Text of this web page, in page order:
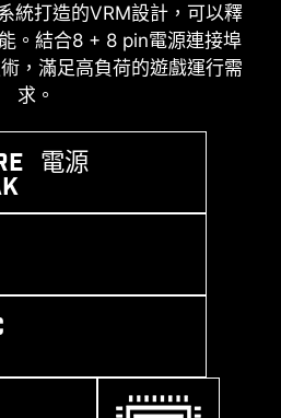
統打造的VRM設計，可以釋
。結合8 + 8 pin電源連接埠
，滿足高負荷的遊戲運行需
求。
電源
援，為 DDR 性能邁進一大步
藝和 MSI Memory Boost 技
WIFI 為您激發更強悍的
憶體性能。
BOOST
是用於防止電壓過高的安全
均配置 TVS。當電壓異常升
切換到低阻狀態，將過高的
於防止高電壓引起的電路損